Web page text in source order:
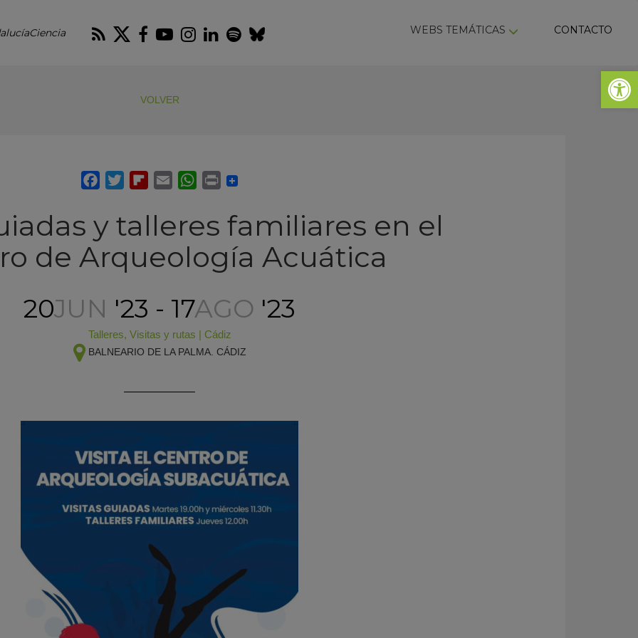
Abrir
RSS Twitter
Facebook
Youtube
Instagram
LinkedIn
Spotify
Bluesky WEBS TEMÁTICAS CONTACTO
VOLVER
y talleres familiares en el
de Arqueología Acuática
20JUN '23 - 17AGO '23
Talleres, Visitas y rutas | Cádiz
BALNEARIO DE LA PALMA. CÁDIZ